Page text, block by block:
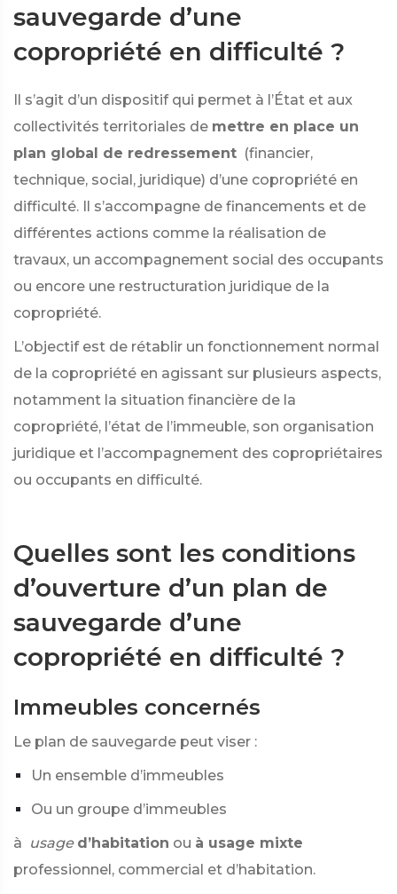
sauvegarde d’une
copropriété en difficulté ?
Il s’agit d’un dispositif qui permet à l’État et aux
collectivités territoriales de mettre en place un
plan global de redressement (financier,
technique, social, juridique) d’une copropriété en
difficulté. Il s’accompagne de financements et de
différentes actions comme la réalisation de
travaux, un accompagnement social des occupants
ou encore une restructuration juridique de la
copropriété.
L’objectif est de rétablir un fonctionnement normal
de la copropriété en agissant sur plusieurs aspects,
notamment la situation financière de la
copropriété, l’état de l’immeuble, son organisation
juridique et l’accompagnement des copropriétaires
ou occupants en difficulté.
Quelles sont les conditions
d’ouverture d’un plan de
sauvegarde d’une
copropriété en difficulté ?
Immeubles concernés
Le plan de sauvegarde peut viser :
Un ensemble d’immeubles
Ou un groupe d’immeubles
à usage d’habitation ou à usage mixte
professionnel, commercial et d’habitation.